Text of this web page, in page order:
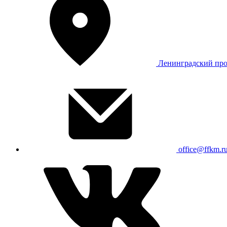
Ленинградский
office@ffkm.ru